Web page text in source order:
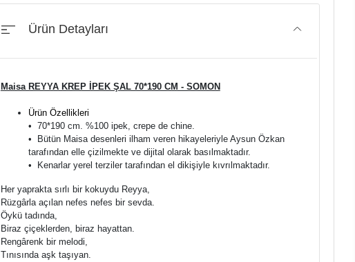
Ürün Detayları
Maisa REYYA KREP İPEK ŞAL 70*190 CM - SOMON
Ürün Özellikleri
•⁠ ⁠70*190 cm. %100 ipek, crepe de chine.
•⁠ ⁠Bütün Maisa desenleri ilham veren hikayeleriyle Aysun Özkan
tarafından elle çizilmekte ve dijital olarak basılmaktadır.
•⁠ ⁠Kenarlar yerel terziler tarafından el dikişiyle kıvrılmaktadır.
Her yaprakta sırlı bir kokuydu Reyya,
Rüzgârla açılan nefes nefes bir sevda.
Öykü tadında,
Biraz çiçeklerden, biraz hayattan.
Rengârenk bir melodi,
Tınısında aşk taşıyan.